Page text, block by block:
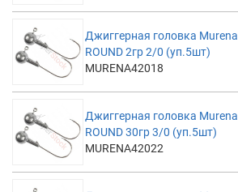
Джиггерная головка Murena
ROUND 2гр 2/0 (уп.5шт)
MURENA42018
Джиггерная головка Murena
ROUND 30гр 3/0 (уп.5шт)
MURENA42022